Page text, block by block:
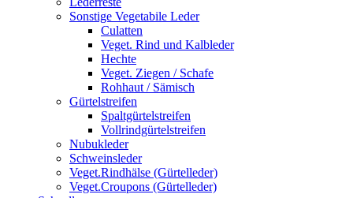
Sonstige Vegetabile Leder
Culatten
Veget. Rind und Kalbleder
Hechte
Veget. Ziegen / Schafe
Rohhaut / Sämisch
Gürtelstreifen
Spaltgürtelstreifen
Vollrindgürtelstreifen
Nubukleder
Schweinsleder
Veget.Rindhälse (Gürtelleder)
Veget.Croupons (Gürtelleder)